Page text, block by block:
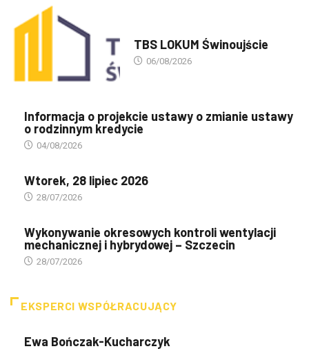
TBS LOKUM Świnoujście
06/08/2026
Informacja o projekcie ustawy o zmianie ustawy
o rodzinnym kredycie
04/08/2026
Wtorek, 28 lipiec 2026
28/07/2026
Wykonywanie okresowych kontroli wentylacji
mechanicznej i hybrydowej – Szczecin
28/07/2026
EKSPERCI WSPÓŁRACUJĄCY
Ewa Bończak-Kucharczyk